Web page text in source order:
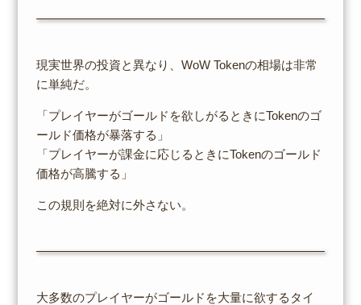
現実世界の投資と異なり、WoW Tokenの相場は非常
に単純だ。
「プレイヤーがゴールドを欲しがるときにTokenのゴ
ールド価格が暴落する」
「プレイヤーが課金に応じるときにTokenのゴールド
価格が高騰する」
この規則を絶対に外さない。
大多数のプレイヤーがゴールドを大量に欲するタイ